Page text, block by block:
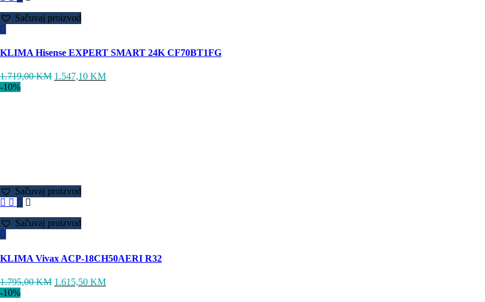
Sačuvaj proizvod
KLIMA Hisense EXPERT SMART 24K CF70BT1FG
1.719,00KM 1.547,10 KM
-10%
Sačuvaj proizvod
Sačuvaj proizvod
KLIMA Vivax ACP-18CH50AERI R32
1.795,00KM 1.615,50 KM
-10%